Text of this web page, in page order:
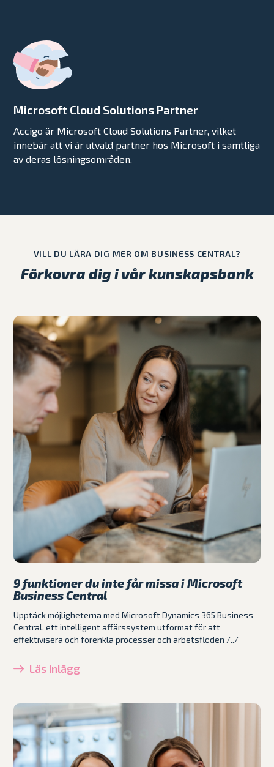
Microsoft Cloud Solutions Partner
Accigo är Microsoft Cloud Solutions Partner, vilket
innebär att vi är utvald partner hos Microsoft i samtliga
av deras lösningsområden.
VILL DU LÄRA DIG MER OM BUSINESS CENTRAL?
Förkovra dig i vår kunskapsbank
9 funktioner du inte får missa i Microsoft
Business Central
Upptäck möjligheterna med Microsoft Dynamics 365 Business
Central, ett intelligent affärssystem utformat för att
effektivisera och förenkla processer och arbetsflöden /../
Läs inlägg